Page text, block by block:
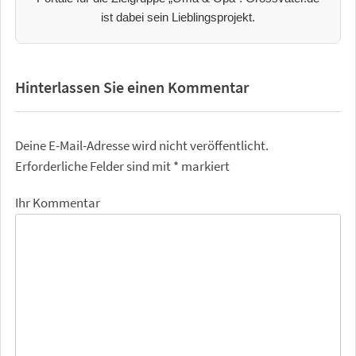
ist dabei sein Lieblingsprojekt.
Hinterlassen Sie einen Kommentar
Deine E-Mail-Adresse wird nicht veröffentlicht.
Erforderliche Felder sind mit* markiert
Ihr Kommentar